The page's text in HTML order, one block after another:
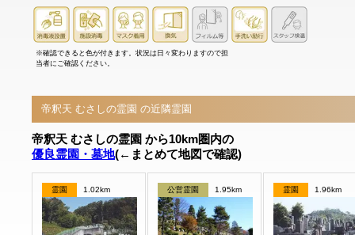
※確認できると色が付きます。状況は日々変わりますので担
当者にご確認ください。
帝釈天 むさしの霊園 の近隣霊園
帝釈天 むさしの霊園 から10km圏内の
優良霊園・墓地(←まとめて地図で確認)
霊園 1.02km 公営霊園 1.95km 霊園 1.96km